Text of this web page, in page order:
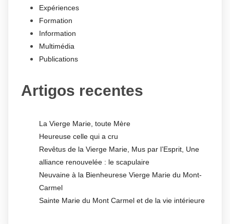
Expériences
Formation
Information
Multimédia
Publications
Artigos recentes
La Vierge Marie, toute Mère
Heureuse celle qui a cru
Revêtus de la Vierge Marie, Mus par l’Esprit, Une
alliance renouvelée : le scapulaire
Neuvaine à la Bienheurese Vierge Marie du Mont-
Carmel
Sainte Marie du Mont Carmel et de la vie intérieure